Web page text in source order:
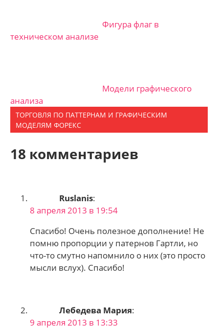
Фигура флаг в
техническом анализе
Модели графического
анализа
ТОРГОВЛЯ ПО ПАТТЕРНАМ И ГРАФИЧЕСКИМ
МОДЕЛЯМ ФОРЕКС
18 комментариев
Ruslanis:
8 апреля 2013 в 19:54
Спасибо! Очень полезное дополнение! Не
помню пропорции у патернов Гартли, но
что-то смутно напомнило о них (это просто
мысли вслух). Спасибо!
Лебедева Мария:
9 апреля 2013 в 13:33